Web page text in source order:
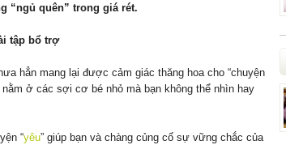
“ngủ quên” trong giá rét.
tập bổ trợ
hẳn mang lại được cảm giác thăng hoa cho “chuyện
nằm ở các sợi cơ bé nhỏ mà bạn không thể nhìn hay
“yêu” giúp bạn và chàng củng cố sự vững chắc của